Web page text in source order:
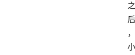
之
后
，
小